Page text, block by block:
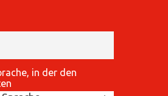
in der den